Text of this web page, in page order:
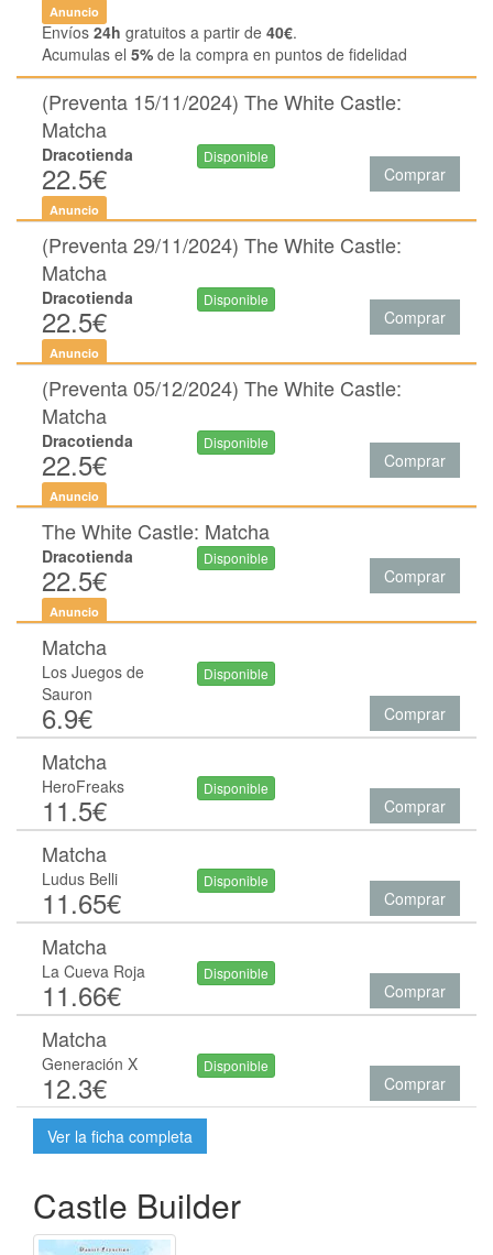
Anuncio
Envíos 24h gratuitos a partir de 40€.
Acumulas el 5% de la compra en puntos de fidelidad
(Preventa 15/11/2024) The White Castle:
Matcha
Dracotienda
22.5€
Disponible
Comprar
Anuncio
(Preventa 29/11/2024) The White Castle:
Matcha
Dracotienda
22.5€
Disponible
Comprar
Anuncio
(Preventa 05/12/2024) The White Castle:
Matcha
Dracotienda
22.5€
Disponible
Comprar
Anuncio
The White Castle: Matcha
Dracotienda
22.5€
Disponible
Comprar
Anuncio
Matcha
Los Juegos de
Sauron
6.9€
Disponible
Comprar
Matcha
HeroFreaks
11.5€
Disponible
Comprar
Matcha
Ludus Belli
11.65€
Disponible
Comprar
Matcha
La Cueva Roja
11.66€
Disponible
Comprar
Matcha
Generación X
12.3€
Disponible
Comprar
Ver la ficha completa
Castle Builder